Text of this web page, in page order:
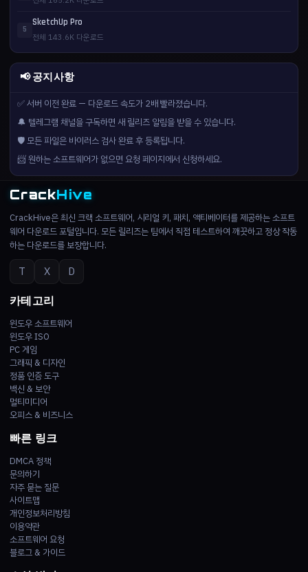
5
SketchUp Pro
전체 143.6K 다운로드
📢 공지사항
✅ 서버 이전 완료 — 다운로드 속도가 2배 빨라졌습니다.
🔔 텔레그램 채널을 구독하면 새 릴리즈 알림을 받을 수 있습니다.
🛡️ 모든 파일은 바이러스 검사 완료 후 등록됩니다.
📨 원하는 소프트웨어가 없으면 요청 페이지에서 신청하세요.
CrackHive
CrackHive은 최신 크랙 소프트웨어, 시리얼 키, 패치, 액티베이터를 제공하는 소프트
웨어 다운로드 포털입니다. 모든 릴리즈는 팀에서 직접 테스트하여 깨끗하고 정상 작동
하는 다운로드를 보장합니다.
T X D
카테고리
윈도우 소프트웨어
윈도우 ISO
PC 게임
그래픽 & 디자인
정품 인증 도구
백신 & 보안
멀티미디어
오피스 & 비즈니스
빠른 링크
DMCA 정책
문의하기
자주 묻는 질문
사이트맵
개인정보처리방침
이용약관
소프트웨어 요청
블로그 & 가이드